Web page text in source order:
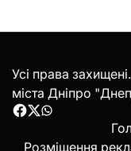
Усі права
міста Дніпро
Facebook
Twitter
WhatsApp
Розміщення